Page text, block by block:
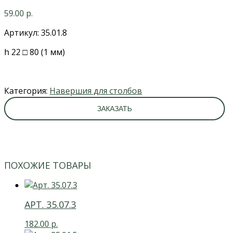
59.00 р.
Артикул: 35.01.8
h 22 □ 80 (1 мм)
Категория: Навершия для столбов
ЗАКАЗАТЬ
ПОХОЖИЕ ТОВАРЫ
АРТ. 35.07.3
182.00 р.